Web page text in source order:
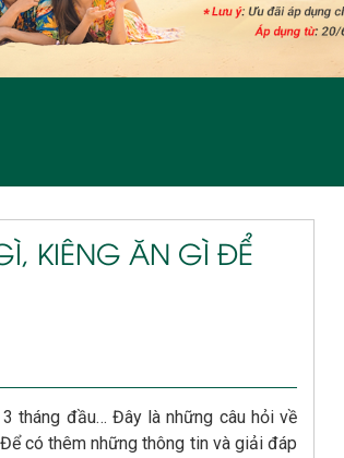
KIÊNG ĂN GÌ ĐỂ
tháng đầu… Đây là những câu hỏi về
có thêm những thông tin và giải đáp